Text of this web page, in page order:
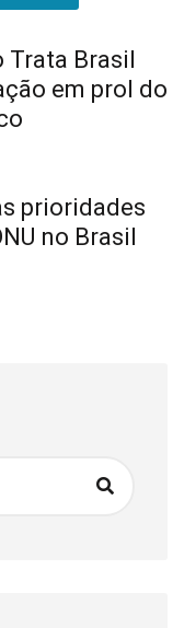
Brasil
em prol do
prioridades
no Brasil